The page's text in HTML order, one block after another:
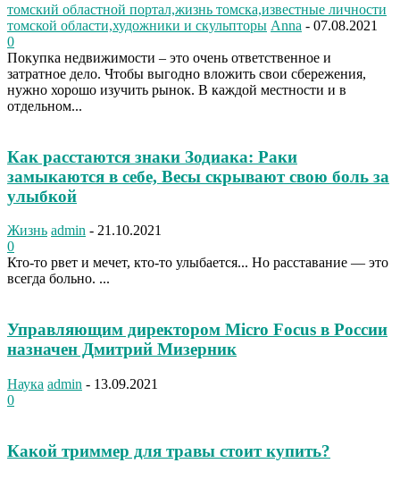
томский областной портал,жизнь томска,известные личности
томской области,художники и скульпторы Anna - 07.08.2021
0
Покупка недвижимости – это очень ответственное и
затратное дело. Чтобы выгодно вложить свои сбережения,
нужно хорошо изучить рынок. В каждой местности и в
отдельном...
Как расстаются знаки Зодиака: Раки
замыкаются в себе, Весы скрывают свою боль за
улыбкой
Жизнь admin - 21.10.2021
0
Кто-то рвет и мечет, кто-то улыбается... Но расставание — это
всегда больно. ...
Управляющим директором Micro Focus в России
назначен Дмитрий Мизерник
Наука admin - 13.09.2021
0
Какой триммер для травы стоит купить?